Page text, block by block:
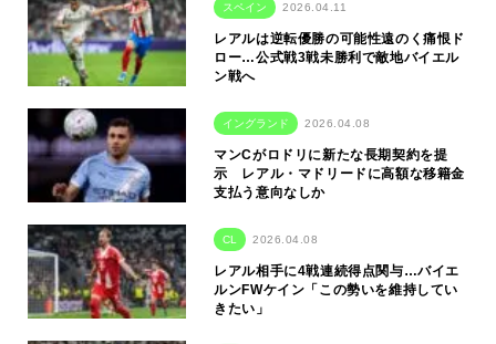
スペイン 2026.04.11
レアルは逆転優勝の可能性遠のく痛恨ド
ロー…公式戦3戦未勝利で敵地バイエル
ン戦へ
イングランド 2026.04.08
マンCがロドリに新たな長期契約を提
示 レアル・マドリードに高額な移籍金
支払う意向なしか
CL 2026.04.08
レアル相手に4戦連続得点関与…バイエ
ルンFWケイン「この勢いを維持してい
きたい」